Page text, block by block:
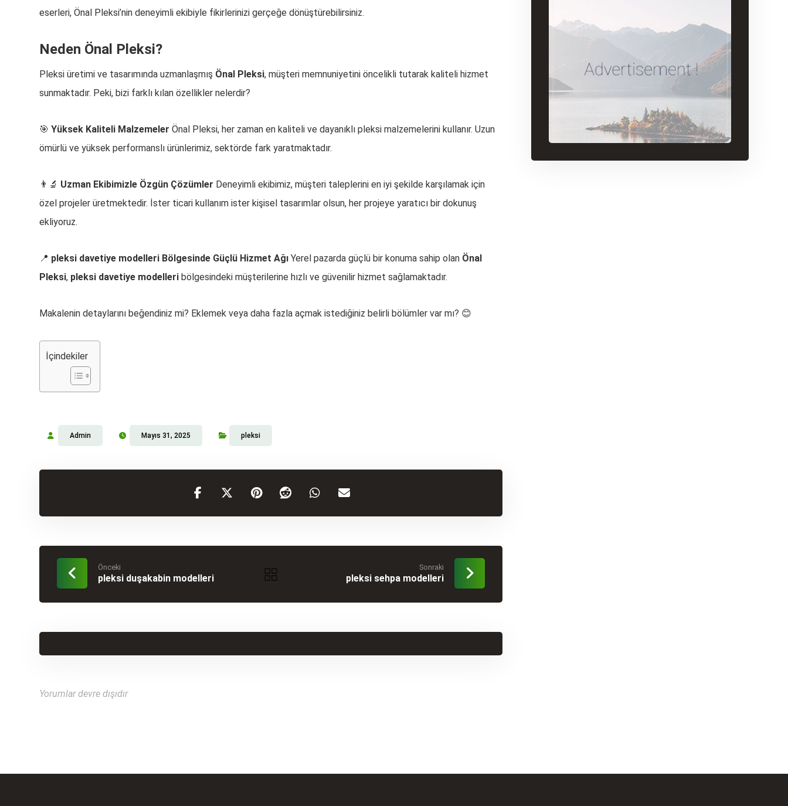
eserleri, Önal Pleksi’nin deneyimli ekibiyle fikirlerinizi gerçeğe dönüştürebilirsiniz.
Neden Önal Pleksi?
Pleksi üretimi ve tasarımında uzmanlaşmış Önal Pleksi, müşteri memnuniyetini öncelikli tutarak kaliteli hizmet
sunmaktadır. Peki, bizi farklı kılan özellikler nelerdir?
🎯Yüksek Kaliteli Malzemeler Önal Pleksi, her zaman en kaliteli ve dayanıklı pleksi malzemelerini kullanır. Uzun
ömürlü ve yüksek performanslı ürünlerimiz, sektörde fark yaratmaktadır.
👨‍🔬 Uzman Ekibimizle Özgün Çözümler Deneyimli ekibimiz, müşteri taleplerini en iyi şekilde karşılamak için
özel projeler üretmektedir. İster ticari kullanım ister kişisel tasarımlar olsun, her projeye yaratıcı bir dokunuş
ekliyoruz.
📍 pleksi davetiye modelleri Bölgesinde Güçlü Hizmet Ağı Yerel pazarda güçlü bir konuma sahip olan Önal
Pleksi, pleksi davetiye modelleri bölgesindeki müşterilerine hızlı ve güvenilir hizmet sağlamaktadır.
Makalenin detaylarını beğendiniz mi? Eklemek veya daha fazla açmak istediğiniz belirli bölümler var mı? 😊
İçindekiler
Admin Mayıs 31, 2025 pleksi
Önceki
pleksi duşakabin modelleri
Sonraki
pleksi sehpa modelleri
Yorumlar devre dışıdır